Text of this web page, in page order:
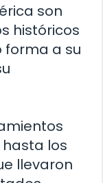
son
históricos
a su
los
llevaron